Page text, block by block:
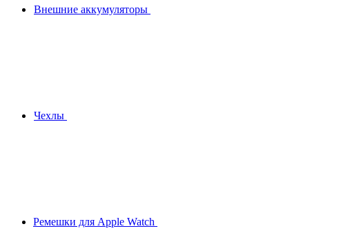
Внешние аккумуляторы
Чехлы
Ремешки для Apple Watch